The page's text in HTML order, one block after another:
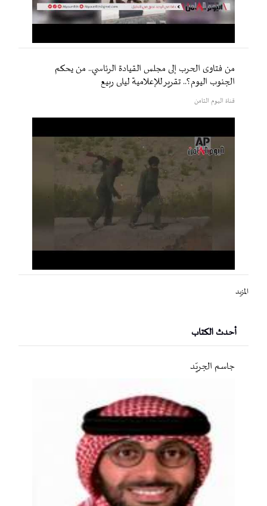
من فتاوى الحرب إلى مجلس القيادة الرئاسي.. من يحكم
الجنوب اليوم؟.. تقرير للإعلامية ليلى ربيع
قناة اليوم الثامن
المزيد
أحدث الكتاب
جاسم الجريّد